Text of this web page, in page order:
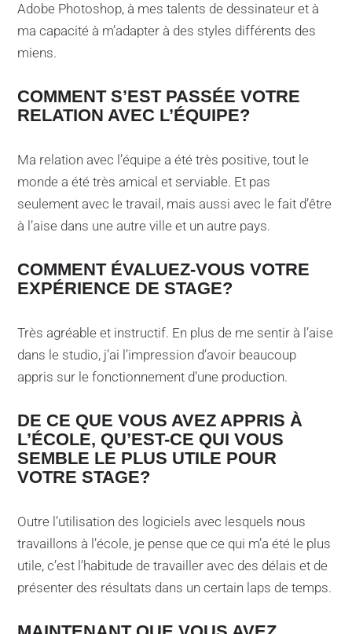
Adobe Photoshop, à mes talents de dessinateur et à
ma capacité à m’adapter à des styles différents des
miens.
COMMENT S’EST PASSÉE VOTRE
RELATION AVEC L’ÉQUIPE?
Ma relation avec l’équipe a été très positive, tout le
monde a été très amical et serviable. Et pas
seulement avec le travail, mais aussi avec le fait d’être
à l’aise dans une autre ville et un autre pays.
COMMENT ÉVALUEZ-VOUS VOTRE
EXPÉRIENCE DE STAGE?
Très agréable et instructif. En plus de me sentir à l’aise
dans le studio, j’ai l’impression d’avoir beaucoup
appris sur le fonctionnement d’une production.
DE CE QUE VOUS AVEZ APPRIS À
L’ÉCOLE, QU’EST-CE QUI VOUS
SEMBLE LE PLUS UTILE POUR
VOTRE STAGE?
Outre l’utilisation des logiciels avec lesquels nous
travaillons à l’école, je pense que ce qui m’a été le plus
utile, c’est l’habitude de travailler avec des délais et de
présenter des résultats dans un certain laps de temps.